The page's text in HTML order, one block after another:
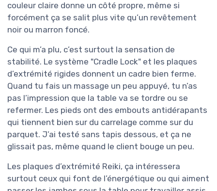
couleur claire donne un côté propre, même si
forcément ça se salit plus vite qu’un revêtement
noir ou marron foncé.
Ce qui m’a plu, c’est surtout la sensation de
stabilité. Le système "Cradle Lock" et les plaques
d’extrémité rigides donnent un cadre bien ferme.
Quand tu fais un massage un peu appuyé, tu n’as
pas l’impression que la table va se tordre ou se
refermer. Les pieds ont des embouts antidérapants
qui tiennent bien sur du carrelage comme sur du
parquet. J’ai testé sans tapis dessous, et ça ne
glissait pas, même quand le client bouge un peu.
Les plaques d’extrémité Reiki, ça intéressera
surtout ceux qui font de l’énergétique ou qui aiment